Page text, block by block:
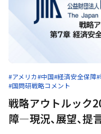
#アメリカ#中国#経済安全保障
#国問研戦略コメント
戦略アウトルック
障—現況、展望、提